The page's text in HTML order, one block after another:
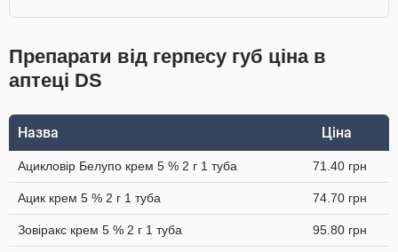
Препарати від герпесу губ ціна в
аптеці DS
Назва Ціна
Ацикловір Белупо крем 5 % 2 г 1 туба 71.40 грн
Ацик крем 5 % 2 г 1 туба 74.70 грн
Зовіракс крем 5 % 2 г 1 туба 95.80 грн